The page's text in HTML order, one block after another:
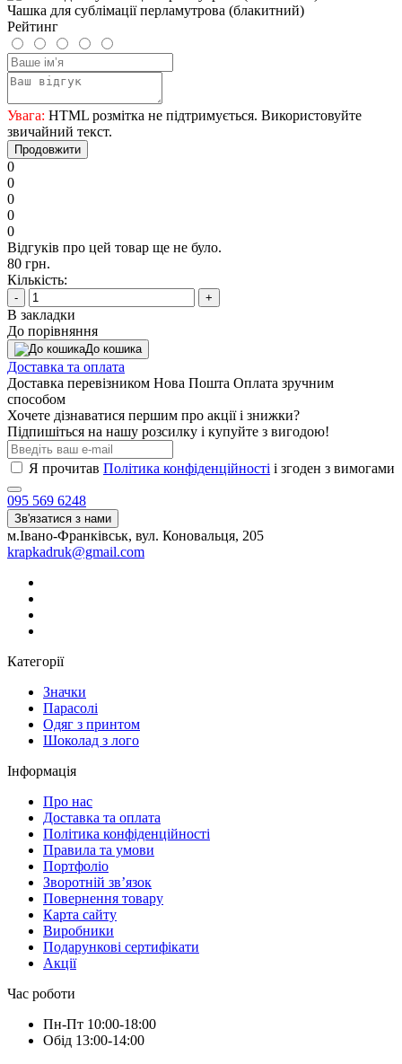
Чашка для сублімації перламутрова (блакитний)
Рейтинг
Увага: HTML розмітка не підтримується. Використовуйте
звичайний текст.
Продовжити
0
0
0
0
0
Відгуків про цей товар ще не було.
80 грн.
Кількість:
- +
В закладки
До порівняння
До кошика
Доставка та оплата
Доставка перевізником Нова Пошта Оплата зручним
способом
Хочете дізнаватися першим про акції і знижки?
Підпишіться на нашу розсилку і купуйте з вигодою!
Я прочитав Політика конфіденційності і згоден з вимогами
095 569 6248
Зв'язатися з нами
м.Івано-Франківськ, вул. Коновальця, 205
krapkadruk@gmail.com
Категорії
Значки
Парасолі
Одяг з принтом
Шоколад з лого
Інформація
Про нас
Доставка та оплата
Політика конфіденційності
Правила та умови
Портфоліо
Зворотній зв’язок
Повернення товару
Карта сайту
Виробники
Подарункові сертифікати
Акції
Час роботи
Пн-Пт 10:00-18:00
Обід 13:00-14:00